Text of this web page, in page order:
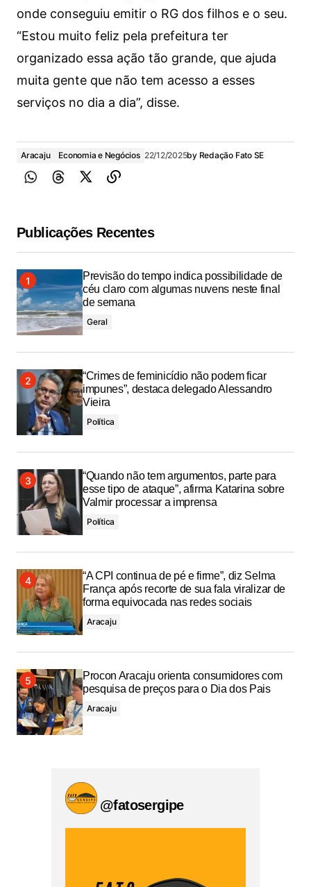
onde conseguiu emitir o RG dos filhos e o seu.
“Estou muito feliz pela prefeitura ter
organizado essa ação tão grande, que ajuda
muita gente que não tem acesso a esses
serviços no dia a dia”, disse.
Aracaju Economia e Negócios 22/12/2025by Redação Fato SE
Publicações Recentes
Previsão do tempo indica possibilidade de
céu claro com algumas nuvens neste final
de semana
Geral
“Crimes de feminicídio não podem ficar
impunes”, destaca delegado Alessandro
Vieira
Política
“Quando não tem argumentos, parte para
esse tipo de ataque”, afirma Katarina sobre
Valmir processar a imprensa
Política
“A CPI continua de pé e firme”, diz Selma
França após recorte de sua fala viralizar de
forma equivocada nas redes sociais
Aracaju
Procon Aracaju orienta consumidores com
pesquisa de preços para o Dia dos Pais
Aracaju
@fatosergipe